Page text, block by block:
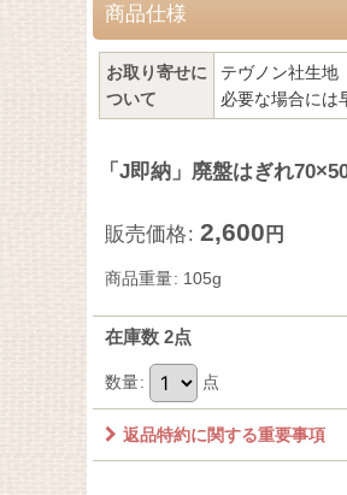
商品仕様
お取り寄せに
ついて
テヴノン社生地
必要な場合には
「J即納」廃盤はぎれ
販売価格: 2,600 円
商品重量: 105g
在庫数 2点
数量: 点
返品特約に関する重要事項